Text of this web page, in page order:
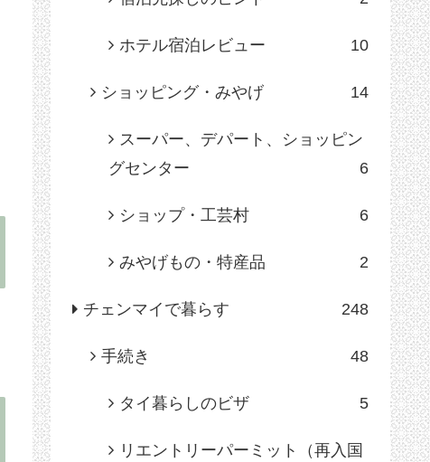
ホテル宿泊レビュー 10
ショッピング・みやげ 14
スーパー、デパート、ショッピン
グセンター
6
ショップ・工芸村 6
みやげもの・特産品 2
チェンマイで暮らす 248
手続き 48
タイ暮らしのビザ 5
リエントリーパーミット（再入国